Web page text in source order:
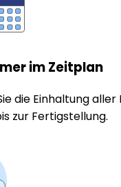
im Zeitplan
die Einhaltung aller
zur Fertigstellung.